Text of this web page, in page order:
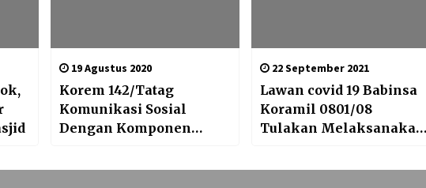
19 Agustus 2020
Korem 142/Tatag
Komunikasi Sosial
Dengan Komponen
22 September 2021
Lawan covid 19 Babinsa
Koramil 0801/08
Tulakan Melaksanakan
Desinfektan